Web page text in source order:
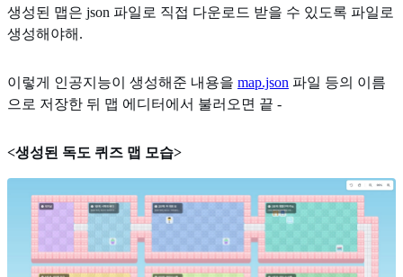
생성된 맵은 json 파일로 직접 다운로드 받을 수 있도록 파일로
생성해야해.
이렇게 인공지능이 생성해준 내용을 map.json 파일 등의 이름
으로 저장한 뒤 맵 에디터에서 불러오면 끝 -
<생성된 독도 퀴즈 맵 모습>